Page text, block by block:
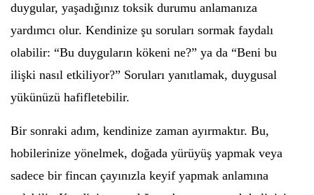
duygular, yaşadığınız toksik durumu anlamanıza
yardımcı olur. Kendinize şu soruları sormak faydalı
olabilir: “Bu duyguların kökeni ne?” ya da “Beni bu
ilişki nasıl etkiliyor?” Soruları yanıtlamak, duygusal
yükünüzü hafifletebilir.
Bir sonraki adım, kendinize zaman ayırmaktır. Bu,
hobilerinize yönelmek, doğada yürüyüş yapmak veya
sadece bir fincan çayınızla keyif yapmak anlamına